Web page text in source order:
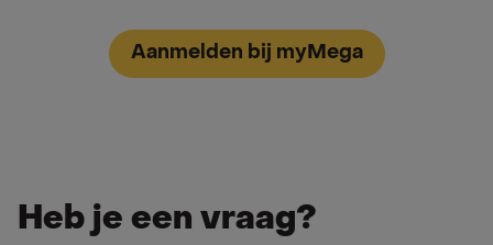
Aanmelden bij myMega
Heb je een vraag?